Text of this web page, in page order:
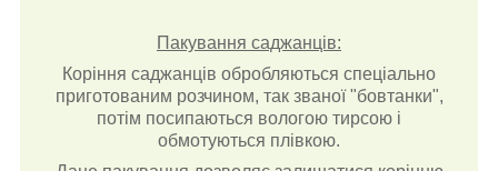
Пакування саджанців:
Коріння саджанців обробляються спеціально
приготованим розчином, так званої "бовтанки",
потім посипаються вологою тирсою і
обмотуються плівкою.